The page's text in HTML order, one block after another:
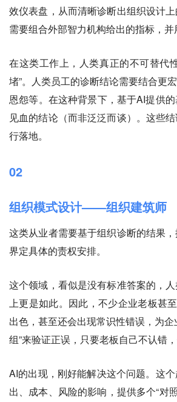
效仪表盘，从而清晰诊断出组织设计
需要组合外部智力机构给出的指标，并
在这类工作上，人类真正的不可替代
堵”。人类员工的诊断结论需要结合更
恩怨等。在这种背景下，基于AI提供
见血的结论（而非泛泛而谈）。这些
行落地。
02
组织模式设计——组织建筑师
这类从业者需要基于组织诊断的结果
界定具体的责权安排。
这个领域，看似是没有标准答案的，
上更是如此。因此，不少企业老板甚
出色，甚至还会出现常识性错误，为
组”来验证正误，只要老板自己不认错
AI的出现，刚好能解决这个问题。这
出、成本、风险的影响，提供多个“对